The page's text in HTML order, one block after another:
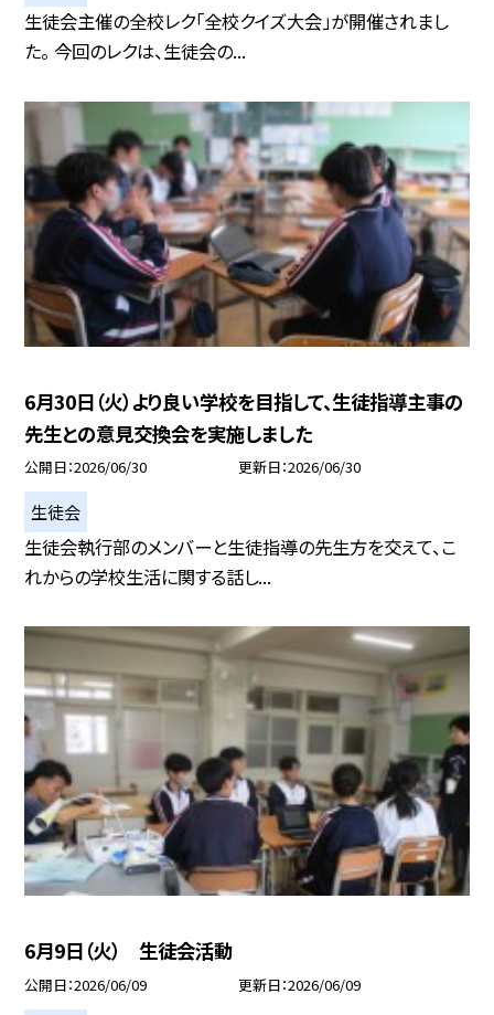
生徒会主催の全校レク「全校クイズ大会」が開催されまし
た。 今回のレクは、生徒会の...
6月30日（火）より良い学校を目指して、生徒指導主事の
先生との意見交換会を実施しました
公開日 2026/06/30 更新日 2026/06/30
生徒会
生徒会執行部のメンバーと生徒指導の先生方を交えて、こ
れからの学校生活に関する話し...
6月9日（火） 生徒会活動
公開日 2026/06/09 更新日 2026/06/09